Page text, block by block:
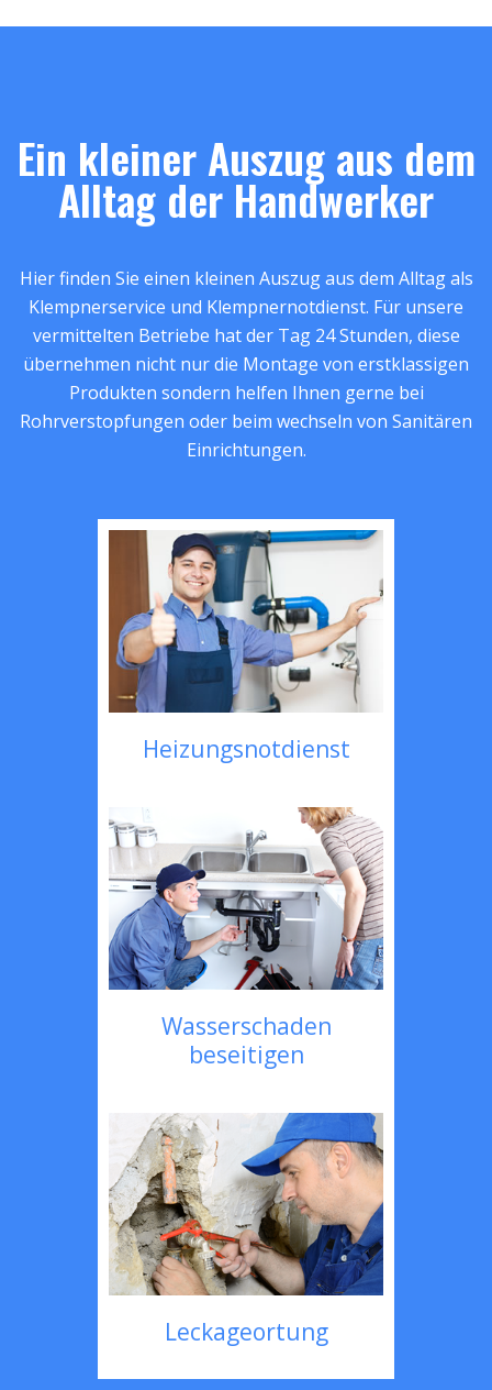
Ein kleiner Auszug aus dem
Alltag der Handwerker
Hier finden Sie einen kleinen Auszug aus dem Alltag als
Klempnerservice und Klempnernotdienst. Für unsere
vermittelten Betriebe hat der Tag 24 Stunden, diese
übernehmen nicht nur die Montage von erstklassigen
Produkten sondern helfen Ihnen gerne bei
Rohrverstopfungen oder beim wechseln von Sanitären
Einrichtungen.
Heizungsnotdienst
Wasserschaden
beseitigen
Leckageortung